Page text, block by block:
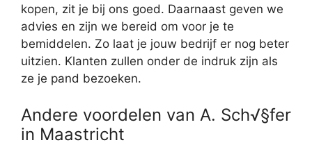
kopen, zit je bij ons goed. Daarnaast geven we
advies en zijn we bereid om voor je te
bemiddelen. Zo laat je jouw bedrijf er nog beter
uitzien. Klanten zullen onder de indruk zijn als
ze je pand bezoeken.
Andere voordelen van A. Sch√§fer
in Maastricht